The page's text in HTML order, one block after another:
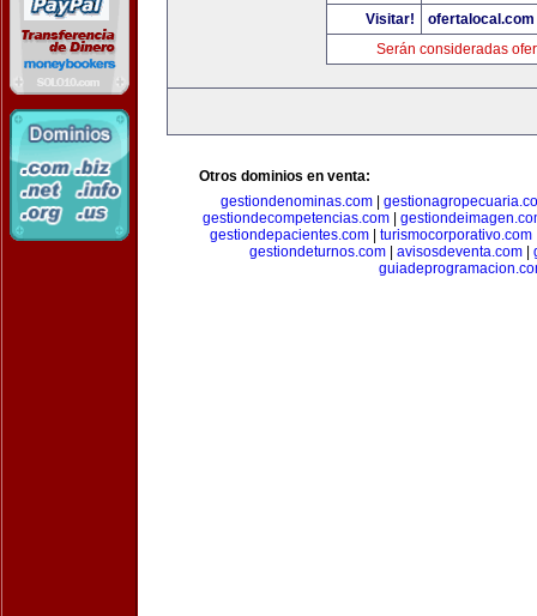
Visitar!
ofertalocal.com
Serán consideradas
Otros dominios en venta:
gestiondenominas.com|
gestiondecompetencias.com|
gestiondepacientes.com| turismocorporativo.com
gestiondeturnos.com| avisosdeventa.com|